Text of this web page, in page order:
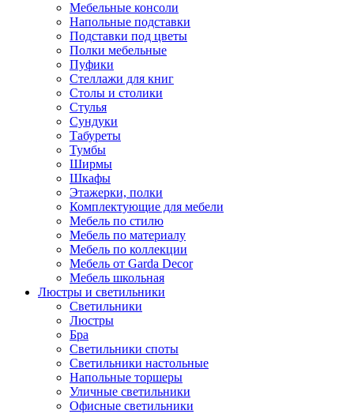
Мебельные консоли
Напольные подставки
Подставки под цветы
Полки мебельные
Пуфики
Стеллажи для книг
Столы и столики
Стулья
Сундуки
Табуреты
Тумбы
Ширмы
Шкафы
Этажерки, полки
Комплектующие для мебели
Мебель по стилю
Мебель по материалу
Мебель по коллекции
Мебель от Garda Decor
Мебель школьная
Люстры и светильники
Светильники
Люстры
Бра
Светильники споты
Светильники настольные
Напольные торшеры
Уличные светильники
Офисные светильники